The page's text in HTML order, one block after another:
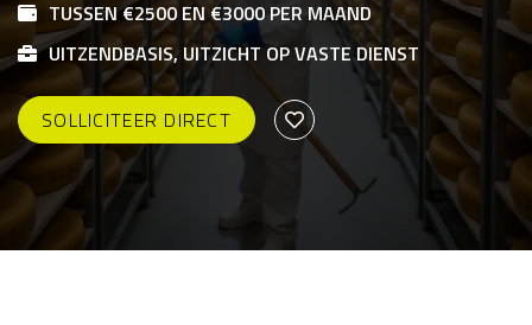
TUSSEN €2500 EN €3000 PER MAAND
UITZENDBASIS, UITZICHT OP VASTE DIENST
SOLLICITEER DIRECT